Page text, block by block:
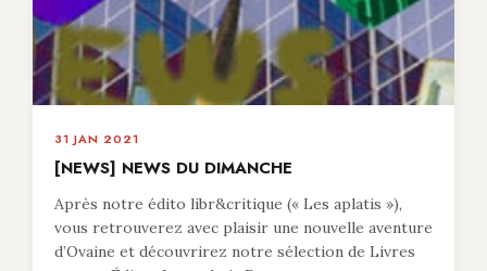
31 JAN 2021
[NEWS] NEWS DU DIMANCHE
Après notre édito libr&critique (« Les aplatis »),
vous retrouverez avec plaisir une nouvelle aventure
d’Ovaine et découvrirez notre sélection de Livres